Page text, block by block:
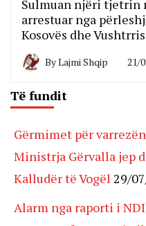
Sulmuan njëri tjetrin
arrestuar nga
Kosovës dhe
ByLajmi Shqip 21/
Të fundit
Gërmimet për
Ministrja Gërvalla jep
Kalludër të Vogël 29/
Alarm nga raporti i